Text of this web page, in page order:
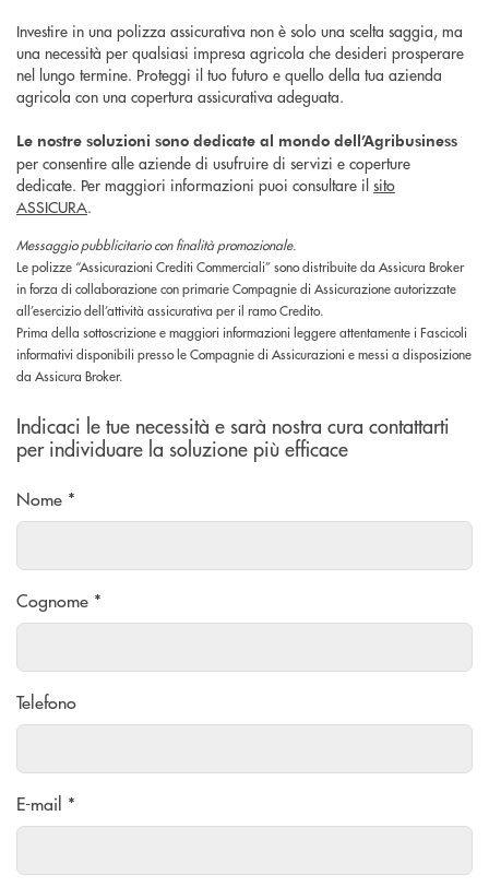
Investire in una polizza assicurativa non è solo una scelta saggia, ma
una necessità per qualsiasi impresa agricola che desideri prosperare
nel lungo termine. Proteggi il tuo futuro e quello della tua azienda
agricola con una copertura assicurativa adeguata.
Le nostre soluzioni sono dedicate al mondo dell’Agribusiness
per consentire alle aziende di usufruire di servizi e coperture
dedicate. Per maggiori informazioni puoi consultare il sito
ASSICURA.
Messaggio pubblicitario con finalità promozionale.
Le polizze “Assicurazioni Crediti Commerciali” sono distribuite da Assicura Broker
in forza di collaborazione con primarie Compagnie di Assicurazione autorizzate
all’esercizio dell’attività assicurativa per il ramo Credito.
Prima della sottoscrizione e maggiori informazioni leggere attentamente i Fascicoli
informativi disponibili presso le Compagnie di Assicurazioni e messi a disposizione
da Assicura Broker.
Indicaci le tue necessità e sarà nostra cura contattarti
per individuare la soluzione più efficace
Nome *
Cognome *
Telefono
E-mail *